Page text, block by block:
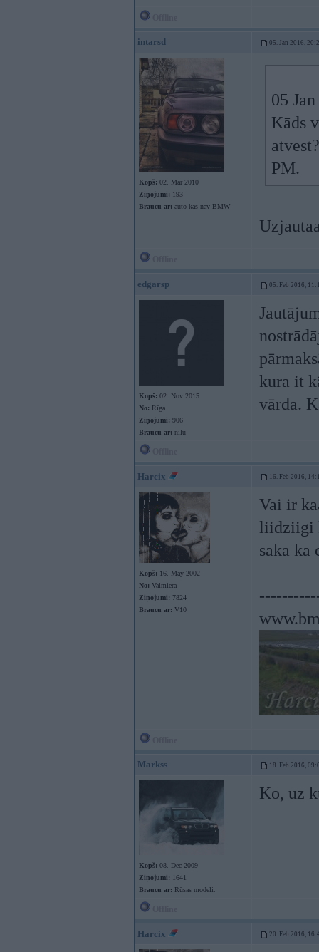
intarsd 05. Jan 2016,
Kopš: 02. Mar 2010
Ziņojumi: 193
Braucu ar: auto kas nav BMW
05
Kāds
PM.
edgarsp 05. Feb 2016,
Kopš: 02. Nov 2015
No: Rīga
Ziņojumi: 906
Braucu ar: nilu
kura it
vārda.
Harcix 16. Feb 2016,
Kopš: 16. May 2002
No: Valmiera
Ziņojumi: 7824
Braucu ar: V10
Vai ir
liidziigi
saka ka
Markss 18. Feb 2016,
Kopš: 08. Dec 2009
Ziņojumi: 1641
Braucu ar: Rūsas modeli.
Ko, uz
Harcix 20. Feb 2016,